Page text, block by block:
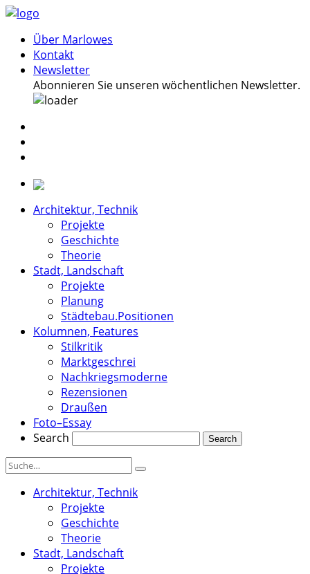
Über Marlowes
Kontakt
Newsletter
Abonnieren Sie unseren wöchentlichen Newsletter.
Architektur, Technik
Projekte
Geschichte
Theorie
Stadt, Landschaft
Projekte
Planung
Städtebau.Positionen
Kolumnen, Features
Stilkritik
Marktgeschrei
Nachkriegsmoderne
Rezensionen
Draußen
Foto–Essay
Search
Architektur, Technik
Projekte
Geschichte
Theorie
Stadt, Landschaft
Projekte